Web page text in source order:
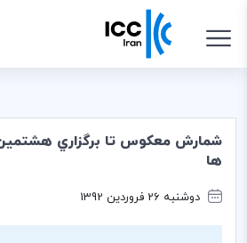
شمارش معكوس تا برگزاري هشتمين
ها
دوشنبه 26 فروردین 1392